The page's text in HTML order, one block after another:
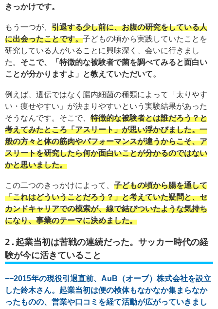
きっかけです。
もう一つが、 引退する少し前に、お腹の研究をしている人
に出会ったことです。子どもの頃から実践していたことを
研究している人がいることに興味深く、会いに行きまし
た。 そこで、「特徴的な被験者で菌を調べてみると面白い
ことが分かりますよ」と教えていただいて。
例えば、遺伝ではなく腸内細菌の種類によって「太りやす
い・痩せやすい」が決まりやすいという実験結果があった
そうなんです。そこで、 特徴的な被験者とは誰だろう？と
考えてみたところ「アスリート」が思い浮かびました。一
般の方々と体の筋肉やパフォーマンスが違うからこそ、ア
スリートを研究したら何か面白いことが分かるのではない
かと思いました。
この二つのきっかけによって、 子どもの頃から腸を通して
「これはどういうことだろう？」と考えていた疑問と、セ
カンドキャリアでの模索が、線で結びついたような気持ち
になり、事業のテーマに決めました。
2.起業当初は苦戦の連続だった。サッカー時代の経
験が今に活きていること
−−2015年の現役引退直前、AuB（オーブ）株式会社を設立
した鈴木さん。起業当初は便の検体もなかなか集まらなか
ったものの、営業や口コミを経て活動が広がっていきまし